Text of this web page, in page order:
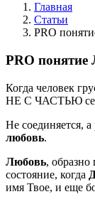
Главная
Статьи
PRO
PRO понятие
Когда человек
НЕ С ЧАСТЬЮ
Не соединяется,
любовь.
Любовь, образно
состояние, когда
имя Твое, и еще